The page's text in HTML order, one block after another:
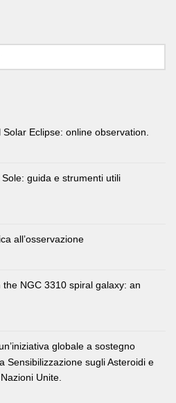
Eclipse: online observation.
guida e strumenti utili
all’osservazione
NGC 3310 spiral galaxy: an
globale a sostegno
Sensibilizzazione sugli Asteroidi e
Unite.